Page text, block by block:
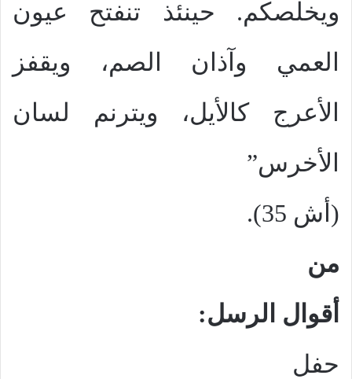
ويخلصكم. حينئذ تنفتح عيون
العمي وآذان الصم، ويقفز
الأعرج كالأيل، ويترنم لسان
الأخرس”
(أش 35).
من
أقوال الرسل:
حفل